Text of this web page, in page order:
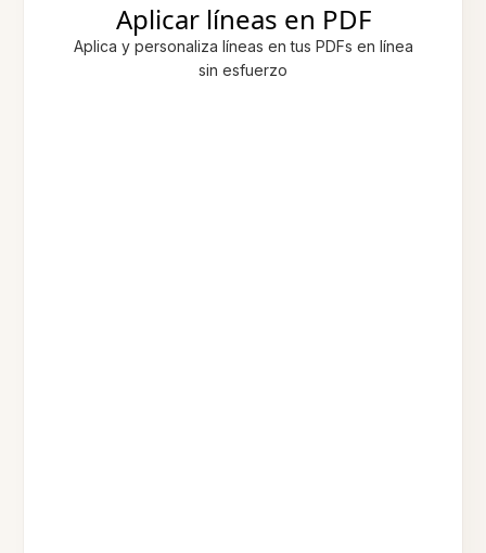
Aplicar líneas en PDF
Aplica y personaliza líneas en tus PDFs en línea
sin esfuerzo